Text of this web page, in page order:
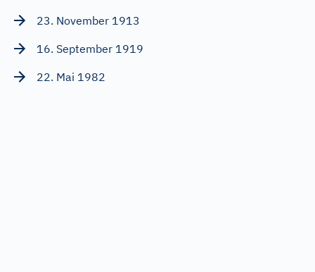
23. November 1913
16. September 1919
22. Mai 1982